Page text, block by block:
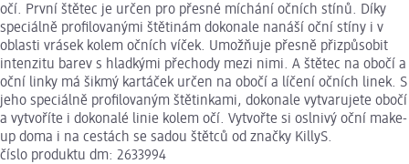
očí. První štětec je určen pro přesné míchání očních stínů. Díky
speciálně profilovanými štětinám dokonale nanáší oční stíny i v
oblasti vrásek kolem očních víček. Umožňuje přesně přizpůsobit
intenzitu barev s hladkými přechody mezi nimi. A štětec na obočí a
oční linky má šikmý kartáček určen na obočí a líčení očních linek. S
jeho speciálně profilovaným štětinkami, dokonale vytvarujete obočí
a vytvoříte i dokonalé linie kolem očí. Vytvořte si oslnivý oční make-
up doma i na cestách se sadou štětců od značky KillyS.
číslo produktu dm: 2633994